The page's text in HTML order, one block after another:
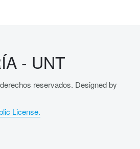
- UNT
reservados. Designed by
License.